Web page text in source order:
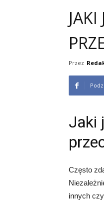
Przez
Jaki
Często
innych